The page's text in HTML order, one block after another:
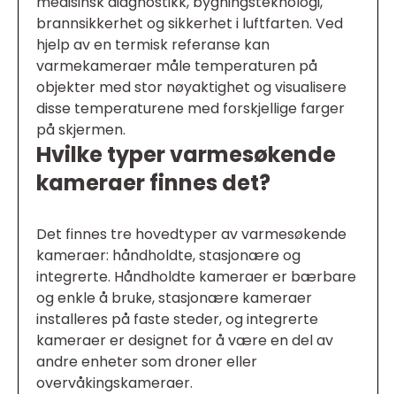
brannsikkerhet og sikkerhet i luftfarten. Ved
hjelp av en termisk referanse kan
varmekameraer måle temperaturen på
objekter med stor nøyaktighet og visualisere
disse temperaturene med forskjellige farger
på skjermen.
Hvilke typer varmesøkende
kameraer finnes det?
Det finnes tre hovedtyper av varmesøkende
kameraer: håndholdte, stasjonære og
integrerte. Håndholdte kameraer er bærbare
og enkle å bruke, stasjonære kameraer
installeres på faste steder, og integrerte
kameraer er designet for å være en del av
andre enheter som droner eller
overvåkingskameraer.